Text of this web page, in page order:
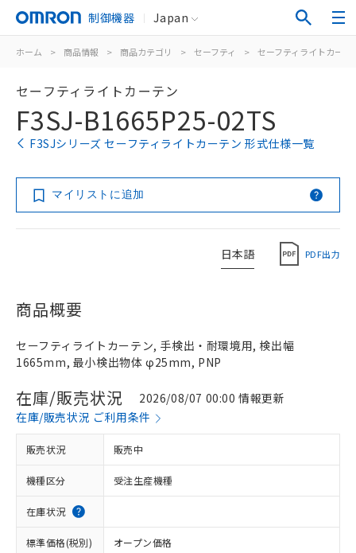
制御機器 Japan
ホーム > 商品情報 > 商品カテゴリ > セーフティ > セーフティライトカー
セーフティライトカーテン
F3SJ-B1665P25-02TS
F3SJシリーズ セーフティライトカーテン 形式仕様一覧
マイリストに追加
日本語 PDF出力
商品概要
セーフティライトカーテン, 手検出・耐環境用, 検出幅
1665mm, 最小検出物体 φ25mm, PNP
在庫/販売状況
2026/08/07 00:00 情報更新
在庫/販売状況 ご利用条件
販売状況 販売中
機種区分 受注生産機種
在庫状況
標準価格(税別) オープン価格